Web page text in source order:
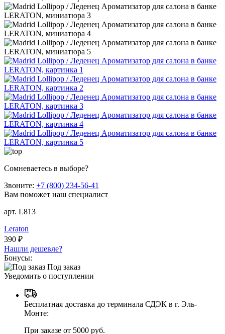
Сомневаетесь в выборе?
Звоните: +7 (800) 234-56-41
Вам поможет наш специалист
арт. L813
Leraton
390 ₽
Нашли дешевле?
Бонусы:
Под заказ
Уведомить о поступлении
Бесплатная доставка до терминала СДЭК в г. Эль-
Монте:
При заказе от 5000 руб.